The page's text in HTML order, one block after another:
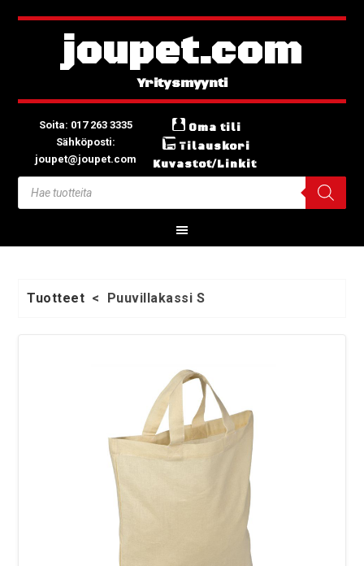
joupet.com
Soita: 017 263 3335
Sähköposti:
joupet@joupet.com
Oma tili
Tilauskori
Kuvastot/Linkit
Tuotteet < Puuvillakassi S